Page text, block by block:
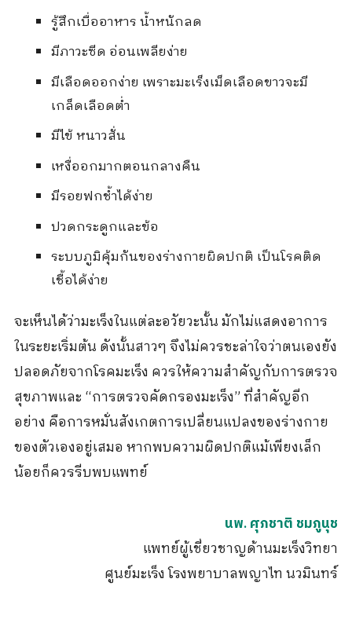
รู้สึกเบื่ออาหาร น้ำหนักลด
มีภาวะซีด อ่อนเพลียง่าย
มีเลือดออกง่าย เพราะมะเร็งเม็ดเลือดขาวจะมี
เกล็ดเลือดต่ำ
มีไข้ หนาวสั่น
เหงื่ออกมากตอนกลางคืน
มีรอยฟกช้ำได้ง่าย
ปวดกระดูกและข้อ
ระบบภูมิคุ้มกันของร่างกายผิดปกติ เป็นโรคติด
เชื้อได้ง่าย
จะเห็นได้ว่ามะเร็งในแต่ละอวัยวะนั้น มักไม่แสดงอาการ
ในระยะเริ่มต้น ดังนั้นสาวๆ จึงไม่ควรชะล่าใจว่าตนเองยัง
ปลอดภัยจากโรคมะเร็ง ควรให้ความสำคัญกับการตรวจ
สุขภาพและ “การตรวจคัดกรองมะเร็ง” ที่สำคัญอีก
อย่าง คือการหมั่นสังเกตการเปลี่ยนแปลงของร่างกาย
ของตัวเองอยู่เสมอ หากพบความผิดปกติแม้เพียงเล็ก
น้อยก็ควรรีบพบแพทย์
นพ. ศุภชาติ ชมภูนุช
แพทย์ผู้เชี่ยวชาญด้านมะเร็งวิทยา
ศูนย์มะเร็ง โรงพยาบาลพญาไท นวมินทร์